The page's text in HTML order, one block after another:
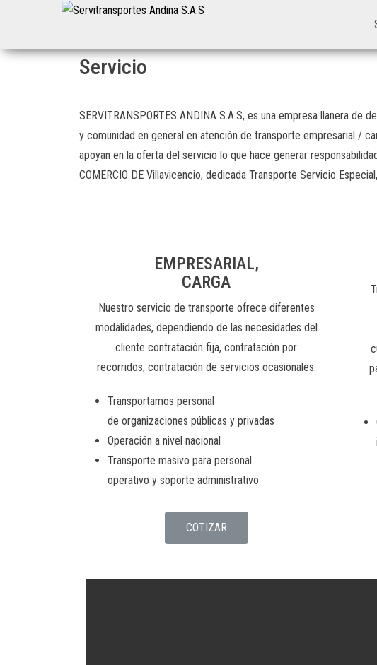
Servitransportes
Servicio
Servicio
SERVITRANSPORTES ANDINA S.A.S, es una empresa llanera
y comunidad en general en atención de transporte empresarial /
apoyan en la oferta del servicio lo que hace generar
COMERCIO DE Villavicencio, dedicada Transporte Servicio
EMPRESARIAL,
CARGA
Nuestro servicio de transporte ofrece diferentes
modalidades, dependiendo de las necesidades del
cliente contratación fija, contratación por
recorridos, contratación de servicios ocasionales.
Transportamos personal
de organizaciones públicas y privadas
Operación a nivel nacional
Transporte masivo para personal
operativo y soporte administrativo
COTIZAR